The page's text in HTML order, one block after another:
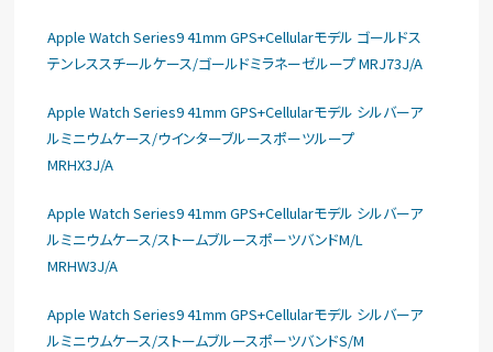
Apple Watch Series9 41mm GPS+Cellularモデル ゴールドス
テンレススチールケース/ゴールドミラネーゼループ MRJ73J/A
Apple Watch Series9 41mm GPS+Cellularモデル シルバーア
ルミニウムケース/ウインターブルースポーツループ
MRHX3J/A
Apple Watch Series9 41mm GPS+Cellularモデル シルバーア
ルミニウムケース/ストームブルースポーツバンドM/L
MRHW3J/A
Apple Watch Series9 41mm GPS+Cellularモデル シルバーア
ルミニウムケース/ストームブルースポーツバンドS/M